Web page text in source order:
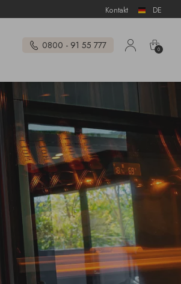
Kontakt DE
0800 - 91 55 777 0